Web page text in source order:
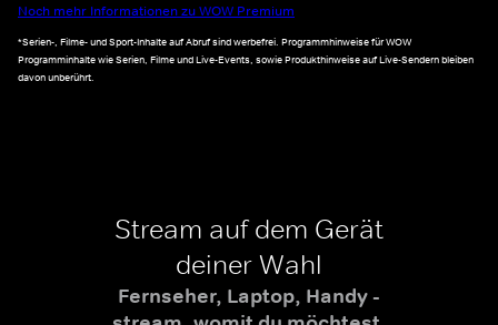
Noch mehr Informationen zu WOW Premium
*Serien-, Filme- und Sport-Inhalte auf Abruf sind werbefrei. Programmhinweise für WOW
Programminhalte wie Serien, Filme und Live-Events, sowie Produkthinweise auf Live-Sendern bleiben
davon unberührt.
Stream auf dem Gerät
deiner Wahl
Fernseher, Laptop, Handy -